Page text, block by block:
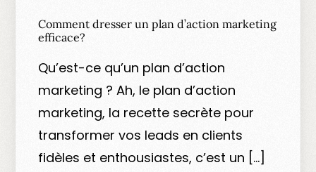
Comment dresser un plan d’action marketing
efficace?
Qu’est-ce qu’un plan d’action
marketing ? Ah, le plan d’action
marketing, la recette secrète pour
transformer vos leads en clients
fidèles et enthousiastes, c’est un […]